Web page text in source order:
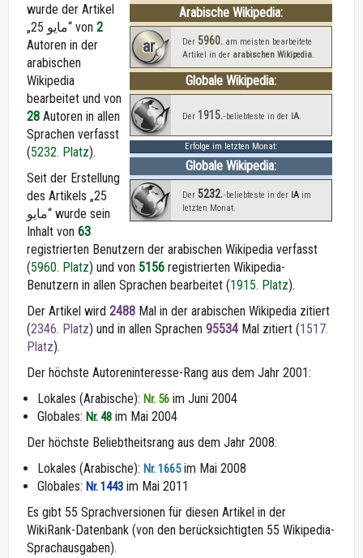
Arabische Wikipedia:
ar Der 5960. am meisten bearbeitete
Artikel in der arabischen Wikipedia.
Globale Wikipedia:
Der 1915.‑beliebteste in der IA
Erfolge im letzten Monat:
Globale Wikipedia:
Der 5232.‑beliebteste in der IA im
letzten Monat.
wurde der Artikel
„25 مايو“ von 2
Autoren in der
arabischen
Wikipedia
bearbeitet und von
28 Autoren in allen
Sprachen verfasst
(5232. Platz).
Seit der Erstellung
des Artikels „25
مايو“ wurde sein
Inhalt von 63
registrierten Benutzern der arabischen Wikipedia verfasst
(5960. Platz) und von 5156 registrierten Wikipedia-
Benutzern in allen Sprachen bearbeitet (1915. Platz).
Der Artikel wird 2488 Mal in der arabischen Wikipedia zitiert
(2346. Platz) und in allen Sprachen 95534 Mal zitiert (1517.
Platz).
Der höchste Autoreninteresse-Rang aus dem Jahr 2001:
Lokales (Arabische): Nr. 56 im Juni 2004
Globales: Nr. 48 im Mai 2004
Der höchste Beliebtheitsrang aus dem Jahr 2008:
Lokales (Arabische): Nr. 1665im Mai 2008
Globales: Nr. 1443 im Mai 2011
Es gibt 55 Sprachversionen für diesen Artikel in der
WikiRank-Datenbank (von den berücksichtigten 55 Wikipedia-
Sprachausgaben).